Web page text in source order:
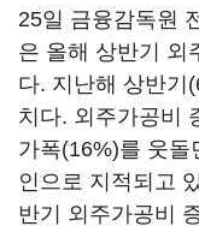
25일 금융감독원
은 올해 상반기 외
다. 지난해 상반기
치다. 외주가공비
가폭(16%)를 웃돌
인으로 지적되고
반기 외주가공비